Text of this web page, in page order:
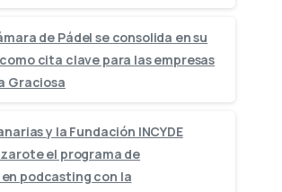
de Pádel se consolida en su
cita clave para las empresas
Graciosa
y la Fundación INCYDE
el programa de
podcasting con la